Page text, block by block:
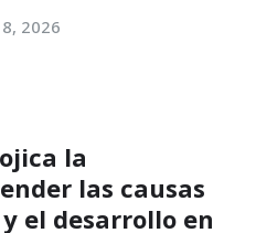
2026
la
las causas
el desarrollo en